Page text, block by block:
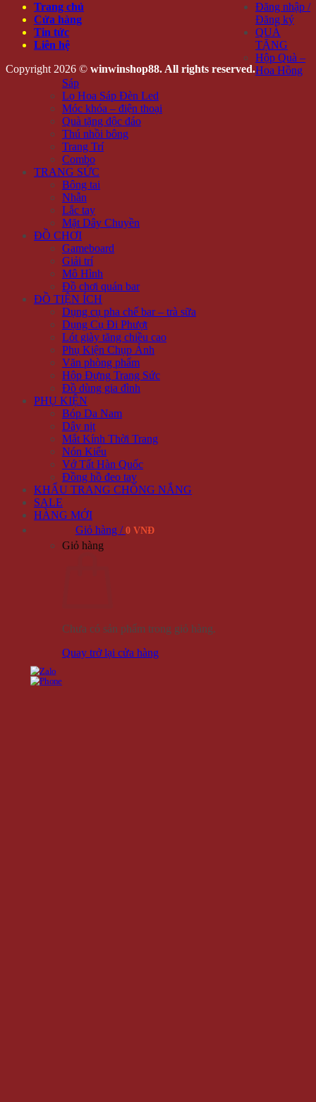
Trang chủ
Cửa hàng
Tin tức
Liên hệ
Copyright 2026 © winwinshop88. All rights reserved.
Đăng nhập /
Đăng ký
QUÀ
TẶNG
Hộp Quà –
Hoa Hồng
Sáp
Lọ Hoa Sáp Đèn Led
Móc khóa – điện thoại
Quà tặng độc đáo
Thú nhồi bông
Trang Trí
Combo
TRANG SỨC
Bông tai
Nhẫn
Lắc tay
Mặt Dây Chuyền
ĐỒ CHƠI
Gameboard
Giải trí
Mô Hình
Đồ chơi quán bar
ĐỒ TIỆN ÍCH
Dụng cụ pha chế bar – trà sữa
Dụng Cụ Đi Phượt
Lót giày tăng chiều cao
Phụ Kiện Chụp Ảnh
Văn phòng phẩm
Hộp Đựng Trang Sức
Đồ dùng gia đình
PHỤ KIỆN
Bóp Da Nam
Dây nịt
Mắt Kính Thời Trang
Nón Kiểu
Vớ Tất Hàn Quốc
Đồng hồ đeo tay
KHẨU TRANG CHỐNG NẮNG
SALE
HÀNG MỚI
Giỏ hàng / 0 VNĐ
Giỏ hàng
Chưa có sản phẩm trong giỏ hàng.
Quay trở lại cửa hàng